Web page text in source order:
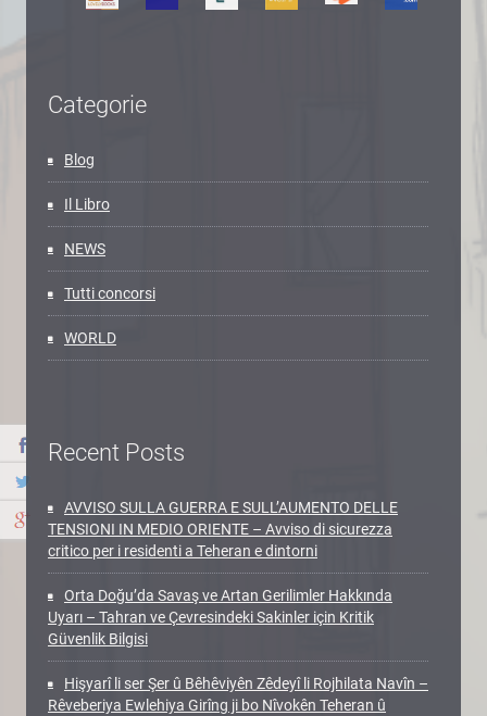
Categorie
Blog
Il Libro
NEWS
Tutti concorsi
WORLD
Recent Posts
AVVISO SULLA GUERRA E SULL’AUMENTO DELLE
TENSIONI IN MEDIO ORIENTE – Avviso di sicurezza
critico per i residenti a Teheran e dintorni
Orta Doğu’da Savaş ve Artan Gerilimler Hakkında
Uyarı – Tahran ve Çevresindeki Sakinler için Kritik
Güvenlik Bilgisi
Hişyarî li ser Şer û Bêhêviyên Zêdeyî li Rojhilata Navîn –
Rêveberiya Ewlehiya Girîng ji bo Nîvokên Teheran û